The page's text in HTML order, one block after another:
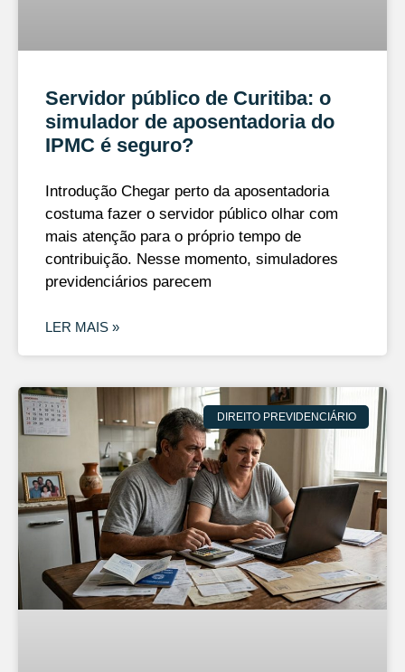
Servidor público de Curitiba: o
simulador de aposentadoria do
IPMC é seguro?
Introdução Chegar perto da aposentadoria
costuma fazer o servidor público olhar com
mais atenção para o próprio tempo de
contribuição. Nesse momento, simuladores
previdenciários parecem
LER MAIS »
DIREITO PREVIDENCIÁRIO